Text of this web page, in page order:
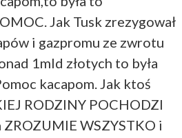
Jak Tusk zrezygował
i gazpromu ze zwrotu
1mld złotych to była
kacapom. Jak ktoś
RODZINY POCHODZI
ZROZUMIE WSZYSTKO i